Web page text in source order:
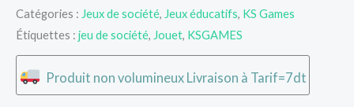
Catégories : Jeux de société, Jeux éducatifs, KS Games
Étiquettes : jeu de société, Jouet, KSGAMES
Produit non volumineux Livraison à Tarif=7dt